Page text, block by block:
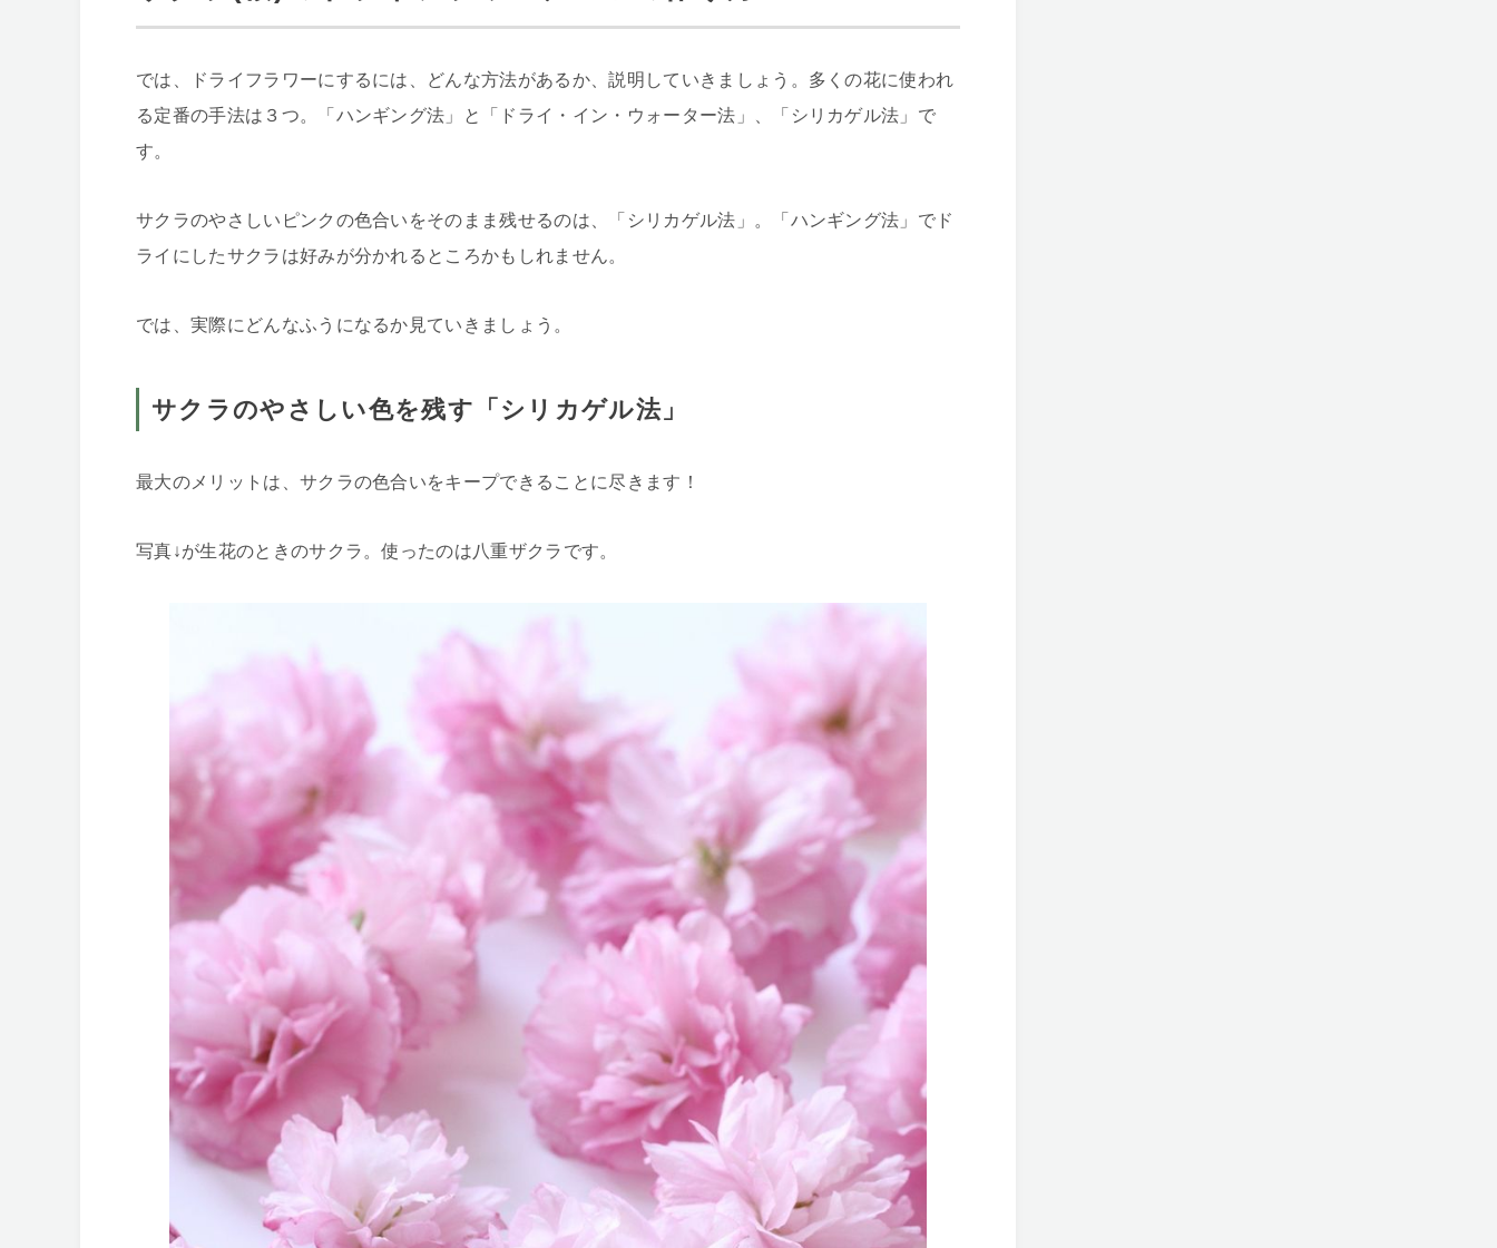
では、ドライフラワーにするには、どんな方法があるか、説明していきましょう。多くの花に使われ
る定番の手法は３つ。「ハンギング法」と「ドライ・イン・ウォーター法」、「シリカゲル法」で
す。
サクラのやさしいピンクの色合いをそのまま残せるのは、「シリカゲル法」。「ハンギング法」でド
ライにしたサクラは好みが分かれるところかもしれません。
では、実際にどんなふうになるか見ていきましょう。
サクラのやさしい色を残す「シリカゲル法」
最大のメリットは、サクラの色合いをキープできることに尽きます！
写真↓が生花のときのサクラ。使ったのは八重ザクラです。